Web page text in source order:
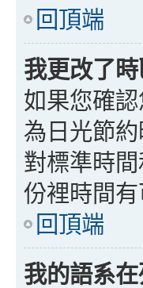
回頂端
我更改了
如果您確
為日光節
對標準時
份裡時間
回頂端
我的語系在